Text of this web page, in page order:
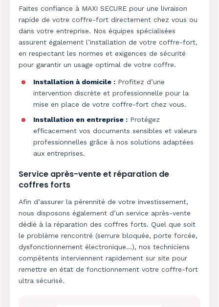
Faites confiance à MAXI SECURE pour une livraison
rapide de votre coffre-fort directement chez vous ou
dans votre entreprise. Nos équipes spécialisées
assurent également l’installation de votre coffre-fort,
en respectant les normes et exigences de sécurité
pour garantir un usage optimal de votre coffre.
Installation à domicile : Profitez d’une
intervention discrète et professionnelle pour la
mise en place de votre coffre-fort chez vous.
Installation en entreprise : Protégez
efficacement vos documents sensibles et valeurs
professionnelles grâce à nos solutions adaptées
aux entreprises.
Service après-vente et réparation de
coffres forts
Afin d’assurer la pérennité de votre investissement,
nous disposons également d’un service après-vente
dédié à la réparation des coffres forts. Quel que soit
le problème rencontré (serrure bloquée, porte forcée,
dysfonctionnement électronique…), nos techniciens
compétents interviennent rapidement sur site pour
remettre en état de fonctionnement votre coffre-fort
ultra sécurisé.